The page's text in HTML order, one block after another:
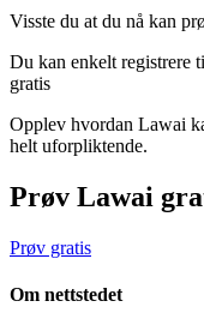
Visste du at du nå kan
Du kan enkelt registrere
gratis
Opplev hvordan Lawai
helt uforpliktende.
Prøv Lawai
Prøv gratis
Om nettstedet